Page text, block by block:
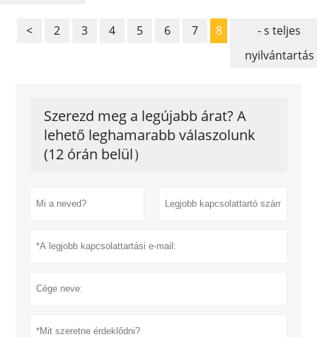
< 2 3 4 5 6 7 8
- s teljes
nyilvántartás
Szerezd meg a legújabb árat? A
lehető leghamarabb válaszolunk
(12 órán belül）